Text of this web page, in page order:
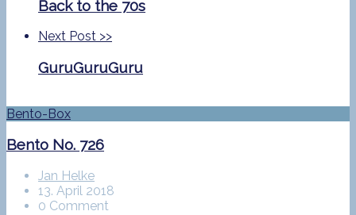
Back to the 70s
Next Post >>
GuruGuruGuru
Bento-Box
Bento No. 726
Jan Helke
13. April 2018
0 Comment